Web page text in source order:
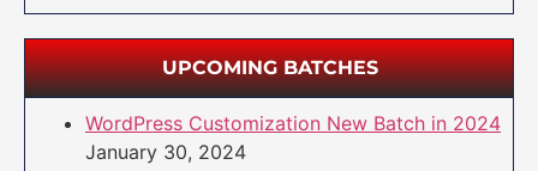
UPCOMING BATCHES
WordPress Customization New Batch in 2024
January 30, 2024